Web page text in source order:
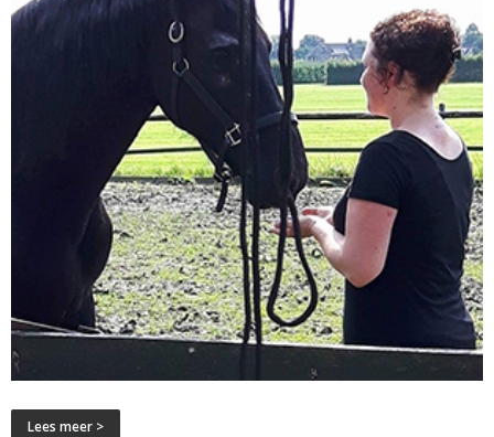
Lees meer >